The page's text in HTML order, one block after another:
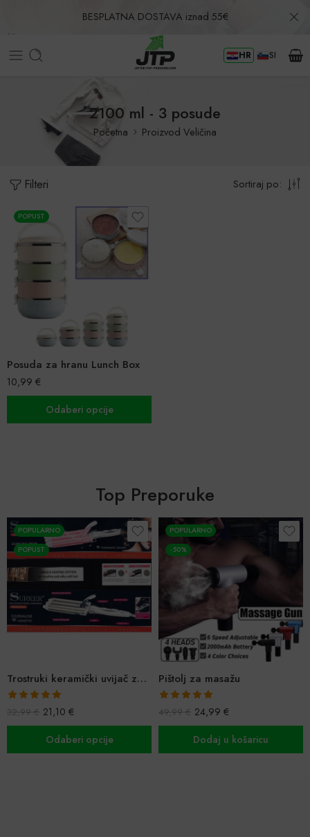
BESPLATNA DOSTAVA iznad 55€
Povrat u roku od 30 dana! HR SI
2100 ml - 3 posude
Početna Proizvod Veličina
Filteri Sortiraj po:
POPUST
Posuda za hranu Lunch Box
10,99 €
Odaberi opcije
Top Preporuke
POPULARNO
POPUST
Trostruki keramički uvijač za bogate valove
Ocijenjeno
5.00 od 5
32,99€ 21,10 €
Odaberi opcije
POPULARNO
-50%
Pištolj za masažu
Ocijenjeno
5.00 od 5
49,99€ 24,99 €
Dodaj u košaricu